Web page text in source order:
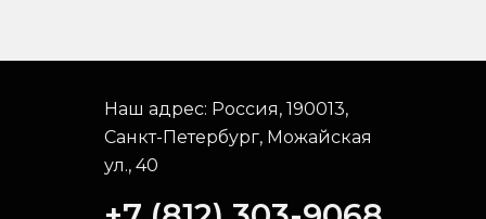
Наш адрес: Россия, 190013,
Санкт-Петербург, Можайская
ул., 40